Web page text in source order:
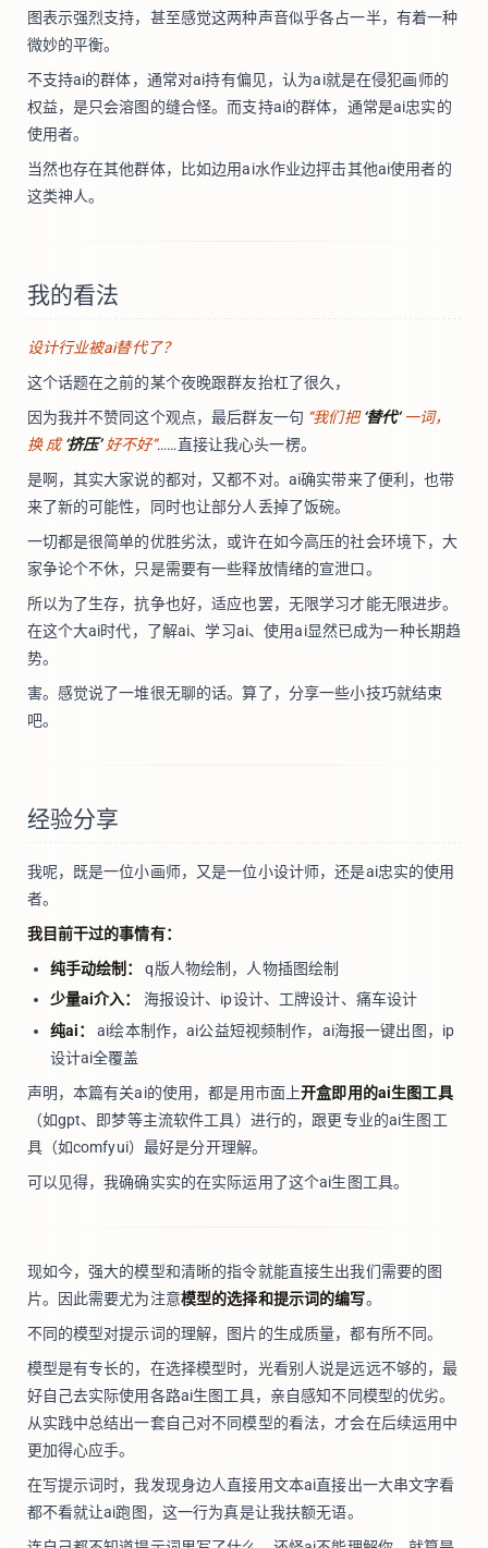
图表示强烈支持，甚至感觉这两种声音似乎各占一半，有着一种
微妙的平衡。
不支持ai的群体，通常对ai持有偏见，认为ai就是在侵犯画师的
权益，是只会溶图的缝合怪。而支持ai的群体，通常是ai忠实的
使用者。
当然也存在其他群体，比如边用ai水作业边抨击其他ai使用者的
这类神人。
我的看法
设计行业被ai替代了？
这个话题在之前的某个夜晚跟群友抬杠了很久，
因为我并不赞同这个观点，最后群友一句 “我们把‘替代‘一词，
换 成‘挤压’好不好”……直接让我心头一楞。
是啊，其实大家说的都对，又都不对。ai确实带来了便利，也带
来了新的可能性，同时也让部分人丢掉了饭碗。
一切都是很简单的优胜劣汰，或许在如今高压的社会环境下，大
家争论个不休，只是需要有一些释放情绪的宣泄口。
所以为了生存，抗争也好，适应也罢，无限学习才能无限进步。
在这个大ai时代，了解ai、学习ai、使用ai显然已成为一种长期趋
势。
害。感觉说了一堆很无聊的话。算了，分享一些小技巧就结束
吧。
经验分享
我呢，既是一位小画师，又是一位小设计师，还是ai忠实的使用
者。
我目前干过的事情有：
纯手动绘制：
q版人物绘制，人物插图绘制
少量ai介入：
海报设计、ip设计、工牌设计、痛车设计
纯ai：
ai绘本制作，ai公益短视频制作，ai海报一键出图，ip
设计ai全覆盖
声明，本篇有关ai的使用，都是用市面上开盒即用的ai生图工具
（如gpt、即梦等主流软件工具）进行的，跟更专业的ai生图工
具（如comfyui）最好是分开理解。
可以见得，我确确实实的在实际运用了这个ai生图工具。
现如今，强大的模型和清晰的指令就能直接生出我们需要的图
片。因此需要尤为注意模型的选择和提示词的编写。
不同的模型对提示词的理解，图片的生成质量，都有所不同。
模型是有专长的，在选择模型时，光看别人说是远远不够的，最
好自己去实际使用各路ai生图工具，亲自感知不同模型的优劣。
从实践中总结出一套自己对不同模型的看法，才会在后续运用中
更加得心应手。
在写提示词时，我发现身边人直接用文本ai直接出一大串文字看
都不看就让ai跑图，这一行为真是让我扶额无语。